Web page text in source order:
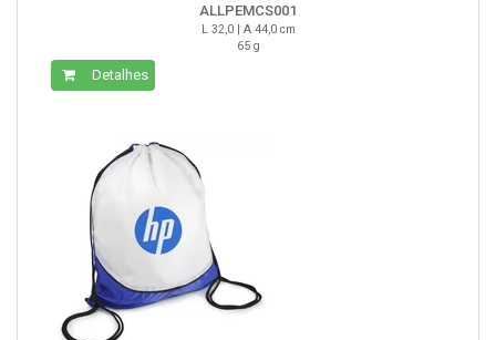
ALLPEMCS001
L 32,0 | A 44,0 cm
65 g
Detalhes